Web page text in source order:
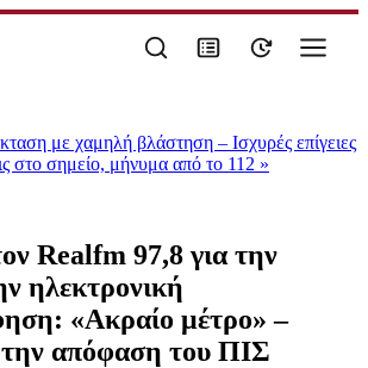
με χαμηλή βλάστηση – Ισχυρές επίγειες
στο σημείο, μήνυμα από το 112 »
Realfm 97,8 για την
ηλεκτρονική
«Ακραίο μέτρο» –
απόφαση του ΠΙΣ